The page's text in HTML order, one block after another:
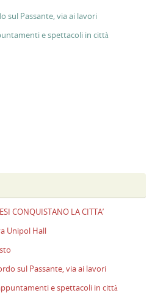
sul Passante, via ai lavori
e spettacoli in città
CONQUISTANO LA CITTA’
Unipol Hall
sul Passante, via ai lavori
e spettacoli in città